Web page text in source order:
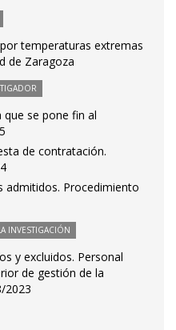
temperaturas extremas
de Zaragoza
que se pone fin al
de contratación.
admitidos. Procedimiento
INVESTIGACIÓN
y excluidos. Personal
de gestión de la
2023